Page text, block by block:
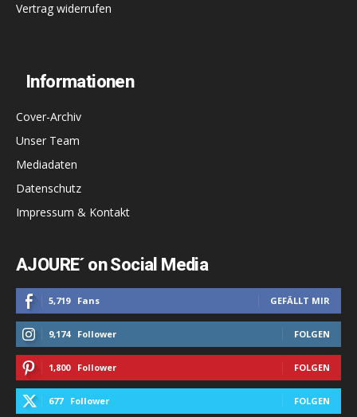
Vertrag widerrufen
Informationen
Cover-Archiv
Unser Team
Mediadaten
Datenschutz
Impressum & Kontakt
AJOURE´ on Social Media
5,719 Fans GEFÄLLT MIR
9,174 Follower FOLGEN
1,800 Follower FOLGEN
677 Follower FOLGEN